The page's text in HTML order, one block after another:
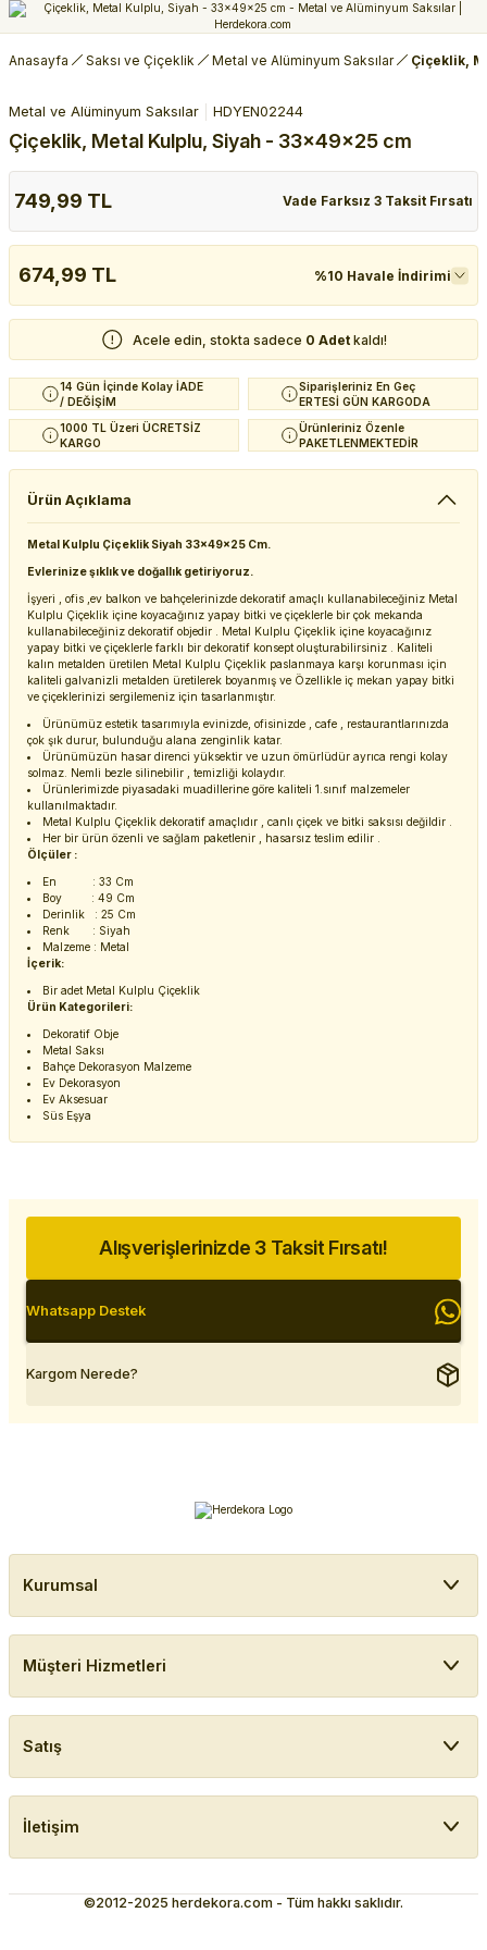
Anasayfa Saksı ve Çiçeklik Metal ve Alüminyum Saksılar Çiçeklik,
Metal ve Alüminyum Saksılar HDYEN02244
Çiçeklik, Metal Kulplu, Siyah - 33x49x25 cm
749,99 TL Vade Farksız 3 Taksit Fırsatı
674,99 TL %10 Havale İndirimi
Acele edin, stokta sadece 0 Adet kaldı!
14 Gün İçinde Kolay İADE
/ DEĞİŞİM
Siparişleriniz En Geç
ERTESİ GÜN KARGODA
1000 TL Üzeri ÜCRETSİZ
KARGO
Ürünleriniz Özenle
PAKETLENMEKTEDİR
Ürün Açıklama
Metal Kulplu Çiçeklik Siyah 33x49x25 Cm.
Evlerinize şıklık ve doğallık getiriyoruz.
İşyeri , ofis ,ev balkon ve bahçelerinizde dekoratif amaçlı kullanabileceğiniz Metal
Kulplu Çiçeklik içine koyacağınız yapay bitki ve çiçeklerle bir çok mekanda
kullanabileceğiniz dekoratif objedir . Metal Kulplu Çiçeklik içine koyacağınız
yapay bitki ve çiçeklerle farklı bir dekoratif konsept oluşturabilirsiniz . Kaliteli
kalın metalden üretilen Metal Kulplu Çiçeklik paslanmaya karşı korunması için
kaliteli galvanizli metalden üretilerek boyanmış ve Özellikle iç mekan yapay bitki
ve çiçeklerinizi sergilemeniz için tasarlanmıştır.
Ürünümüz estetik tasarımıyla evinizde, ofisinizde , cafe , restaurantlarınızda
çok şık durur, bulunduğu alana zenginlik katar.
Ürünümüzün hasar direnci yüksektir ve uzun ömürlüdür ayrıca rengi kolay
solmaz. Nemli bezle silinebilir , temizliği kolaydır.
Ürünlerimizde piyasadaki muadillerine göre kaliteli 1.sınıf malzemeler
kullanılmaktadır.
Metal Kulplu Çiçeklik dekoratif amaçlıdır , canlı çiçek ve bitki saksısı değildir .
Her bir ürün özenli ve sağlam paketlenir , hasarsız teslim edilir .
Ölçüler :
En : 33 Cm
Boy : 49 Cm
Derinlik : 25 Cm
Renk : Siyah
Malzeme : Metal
İçerik:
Bir adet Metal Kulplu Çiçeklik
Ürün Kategorileri:
Dekoratif Obje
Metal Saksı
Bahçe Dekorasyon Malzeme
Ev Dekorasyon
Ev Aksesuar
Süs Eşya
Alışverişlerinizde 3 Taksit Fırsatı!
Whatsapp Destek
Kargom Nerede?
Kurumsal
Müşteri Hizmetleri
Satış
İletişim
©2012-2025 herdekora.com - Tüm hakkı saklıdır.